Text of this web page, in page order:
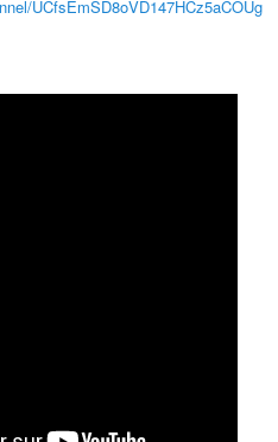
UCfsEmSD8oVD147HCz5aCOUg